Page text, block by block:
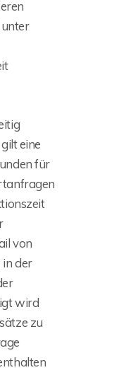
unter
eine
für
von
in der
wird
zu